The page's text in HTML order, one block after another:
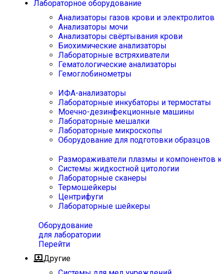
Лабораторное оборудование
Анализаторы газов крови и электролитов
Анализаторы мочи
Анализаторы свёртывания крови
Биохимические анализаторы
Лабораторные встряхиватели
Гематологические анализаторы
Гемоглобинометры
ИФА-анализаторы
Лабораторные инкубаторы и термостаты
Моечно-дезинфекционные машины
Лабораторные мешалки
Лабораторные микроскопы
Оборудование для подготовки образцов
Размораживатели плазмы и компонентов
Системы жидкостной цитологии
Лабораторные сканеры
Термошейкеры
Центрифуги
Лабораторные шейкеры
Оборудование
для лаборатории
Перейти
Другие